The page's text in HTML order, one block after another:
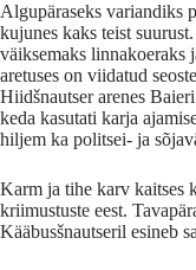
Algupäraseks variandiks
kujunes kaks teist
väiksemaks linnakoeraks
aretuses on viidatud
Hiidšnautser arenes
keda kasutati karja
hiljem ka politsei- ja
Karm ja tihe karv kaitses
kriimustuste eest.
Kääbusšnautseril esineb